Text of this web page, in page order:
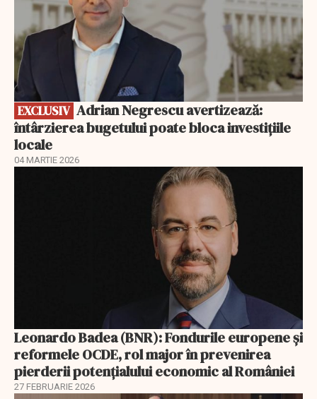
EXCLUSIV
întârzierea bugetului poate bloca investițiile
locale
04 MARTIE 2026
Leonardo Badea (BNR): Fondurile europene și
reformele OCDE, rol major în prevenirea
pierderii potențialului economic al României
27 FEBRUARIE 2026